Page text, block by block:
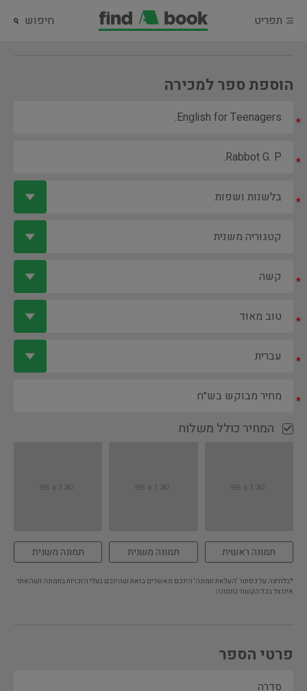
תפריט חיפוש
הוספת ספר למכירה
*
*
*
*
*
*
*
המחיר כולל משלוח
תמונה ראשית תמונה משנית תמונה משנית
*בלחיצה על כפתור 'העלאת תמונה' הינכם מאשרים בזאת שהינכם בעלי הזכויות בתמונה ושהאתר
אינו צד בכל הקשור בתמונה
פרטי הספר